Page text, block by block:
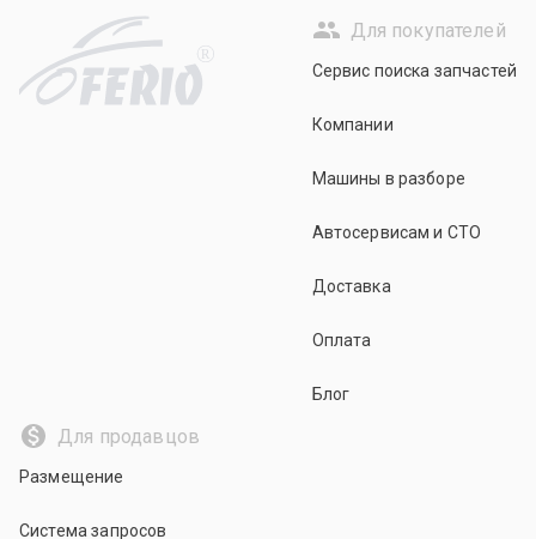
R
Для покупателей
Сервис поиска запчастей
Компании
Машины в разборе
Автосервисам и СТО
Доставка
Оплата
Блог
Для продавцов
Размещение
Система запросов